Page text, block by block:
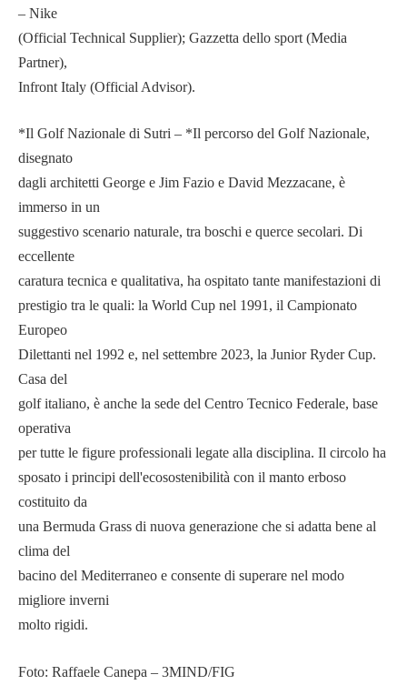
– Nike
(Official Technical Supplier); Gazzetta dello sport (Media
Partner),
Infront Italy (Official Advisor).
*Il Golf Nazionale di Sutri – *Il percorso del Golf Nazionale,
disegnato
dagli architetti George e Jim Fazio e David Mezzacane, è
immerso in un
suggestivo scenario naturale, tra boschi e querce secolari. Di
eccellente
caratura tecnica e qualitativa, ha ospitato tante manifestazioni di
prestigio tra le quali: la World Cup nel 1991, il Campionato
Europeo
Dilettanti nel 1992 e, nel settembre 2023, la Junior Ryder Cup.
Casa del
golf italiano, è anche la sede del Centro Tecnico Federale, base
operativa
per tutte le figure professionali legate alla disciplina. Il circolo ha
sposato i principi dell'ecosostenibilità con il manto erboso
costituito da
una Bermuda Grass di nuova generazione che si adatta bene al
clima del
bacino del Mediterraneo e consente di superare nel modo
migliore inverni
molto rigidi.
Foto: Raffaele Canepa – 3MIND/FIG